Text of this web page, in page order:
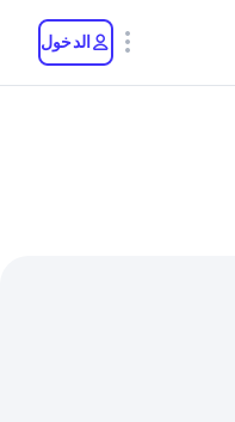
الدخول